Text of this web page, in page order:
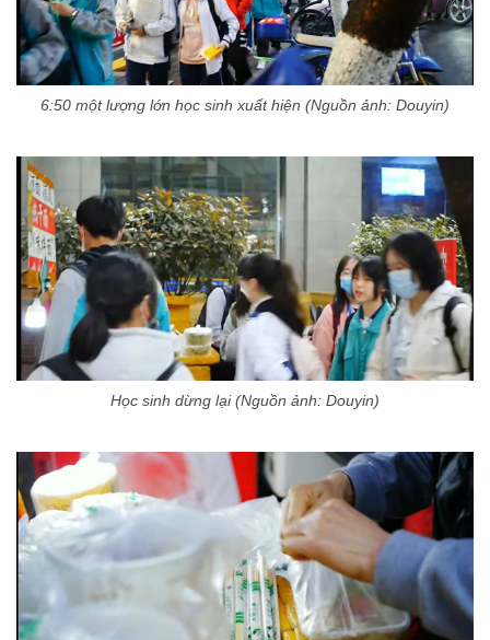
6:50 một lượng lớn học sinh xuất hiện (Nguồn ảnh: Douyin)
Học sinh dừng lại (Nguồn ảnh: Douyin)